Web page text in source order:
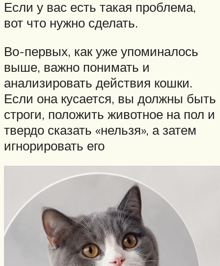
Если у вас есть такая проблема,
вот что нужно сделать.
Во-первых, как уже упоминалось
выше, важно понимать и
анализировать действия кошки.
Если она кусается, вы должны быть
строги, положить животное на пол и
твердо сказать «нельзя», а затем
игнорировать его